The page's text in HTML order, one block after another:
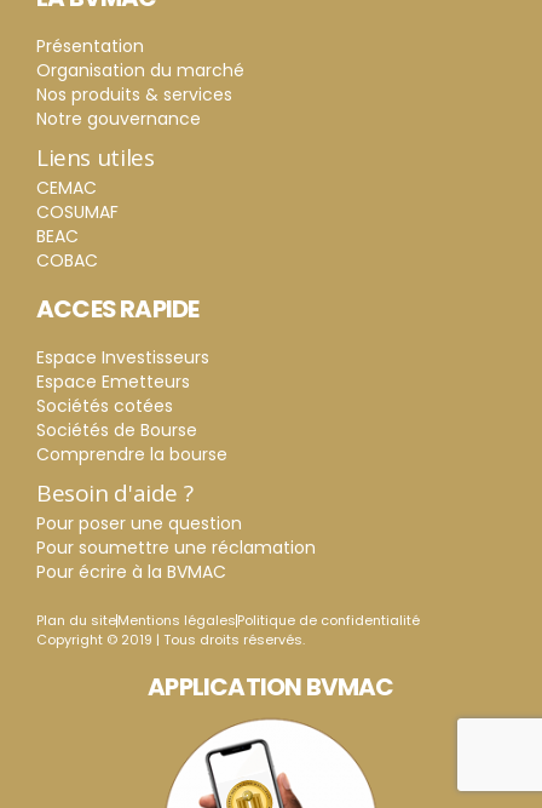
Présentation
Organisation du marché
Nos produits & services
Notre gouvernance
Liens utiles
CEMAC
COSUMAF
BEAC
COBAC
ACCES RAPIDE
Espace Investisseurs
Espace Emetteurs
Sociétés cotées
Sociétés de Bourse
Comprendre la bourse
Besoin d'aide ?
Pour poser une question
Pour soumettre une réclamation
Pour écrire à la BVMAC
Plan du siteMentions légalesPolitique de confidentialité
Copyright © 2019 | Tous droits réservés.
APPLICATION BVMAC